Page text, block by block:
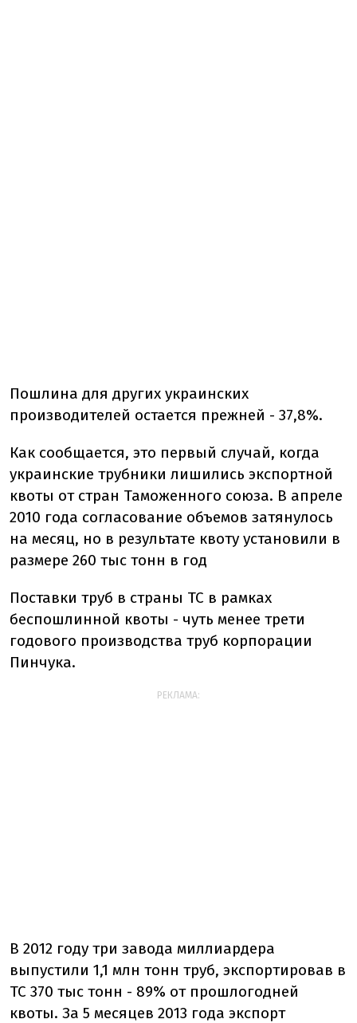
Пошлина для других украинских
производителей остается прежней - 37,8%.
Как сообщается, это первый случай, когда
украинские трубники лишились экспортной
квоты от стран Таможенного союза. В апреле
2010 года согласование объемов затянулось
на месяц, но в результате квоту установили в
размере 260 тыс тонн в год
Поставки труб в страны ТС в рамках
беспошлинной квоты - чуть менее трети
годового производства труб корпорации
Пинчука.
РЕКЛАМА:
В 2012 году три завода миллиардера
выпустили 1,1 млн тонн труб, экспортировав в
ТС 370 тыс тонн - 89% от прошлогодней
квоты. За 5 месяцев 2013 года экспорт